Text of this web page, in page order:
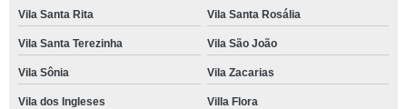
Vila Santa Rita Vila Santa Rosália
Vila Santa Terezinha Vila São João
Vila Sônia Vila Zacarias
Vila dos Ingleses Villa Flora